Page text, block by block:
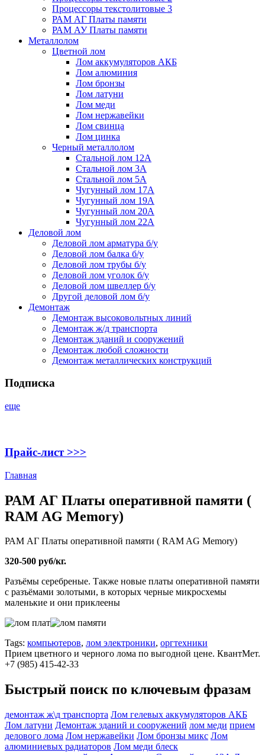
Процессоры текстолитовые 3
РАМ АГ Платы памяти
РАМ АУ Платы памяти
Металлолом
Цветной лом
Лом аккумуляторов АКБ
Лом алюминия
Лом бронзы
Лом латуни
Лом меди
Лом нержавейки
Лом свинца
Лом цинка
Черный металлолом
Стальной лом 12А
Стальной лом 3А
Стальной лом 5А
Чугунный лом 17А
Чугунный лом 19А
Чугунный лом 20А
Чугунный лом 22А
Деловой лом
Деловой лом арматура б/у
Деловой лом балка б/у
Деловой лом трубы б/у
Деловой лом уголок б/у
Деловой лом швеллер б/у
Другой деловой лом б/у
Демонтаж
Демонтаж высоковольтных линий
Демонтаж ж/д транспорта
Демонтаж зданий и сооружений
Демонтаж любой сложности
Демонтаж металлических конструкций
Подписка
еще
Прайс-лист >>>
Главная
РАМ АГ Платы оперативной памяти (
RAM AG Memory)
РАМ АГ Платы оперативной памяти ( RAM AG Memory)
320-500 руб/кг.
Разъёмы серебреные. Также новые платы оперативной памяти
с разъёмами золотыми, в которых черные микросхемы
маленькие и они приклеены
Tags: компьютеров, лом электроники, оргтехники
Прием цветного и черного лома по выгодной цене. КвантМет.
+7 (985) 415-42-33
Быстрый поиск по ключевым фразам
демонтаж ж\д транспорта Лом гелевых аккумуляторов АКБ
Лом латуни Демонтаж зданий и сооружений лом меди прием
делового лома Лом нержавейки Лом бронзы микс Лом
алюминиевых радиаторов Лом меди блеск